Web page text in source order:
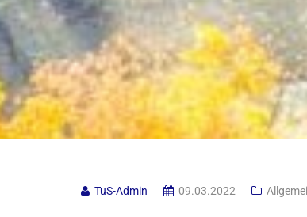
TuS-Admin 09.03.2022